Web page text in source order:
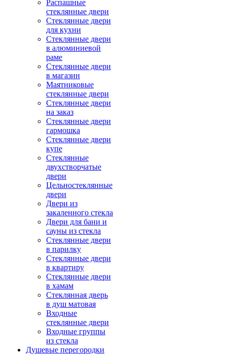
Распашные
стеклянные двери
Стеклянные двери
для кухни
Стеклянные двери
в алюминиевой
раме
Стеклянные двери
в магазин
Маятниковые
стеклянные двери
Стеклянные двери
на заказ
Стеклянные двери
гармошка
Стеклянные двери
купе
Стеклянные
двухстворчатые
двери
Цельностеклянные
двери
Двери из
закаленного стекла
Двери для бани и
сауны из стекла
Стеклянные двери
в парилку
Стеклянные двери
в квартиру
Стеклянные двери
в хамам
Стеклянная дверь
в душ матовая
Входные
стеклянные двери
Входные группы
из стекла
Душевые перегородки